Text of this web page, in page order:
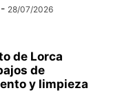
- 28/07/2026
de Lorca
de
y limpieza